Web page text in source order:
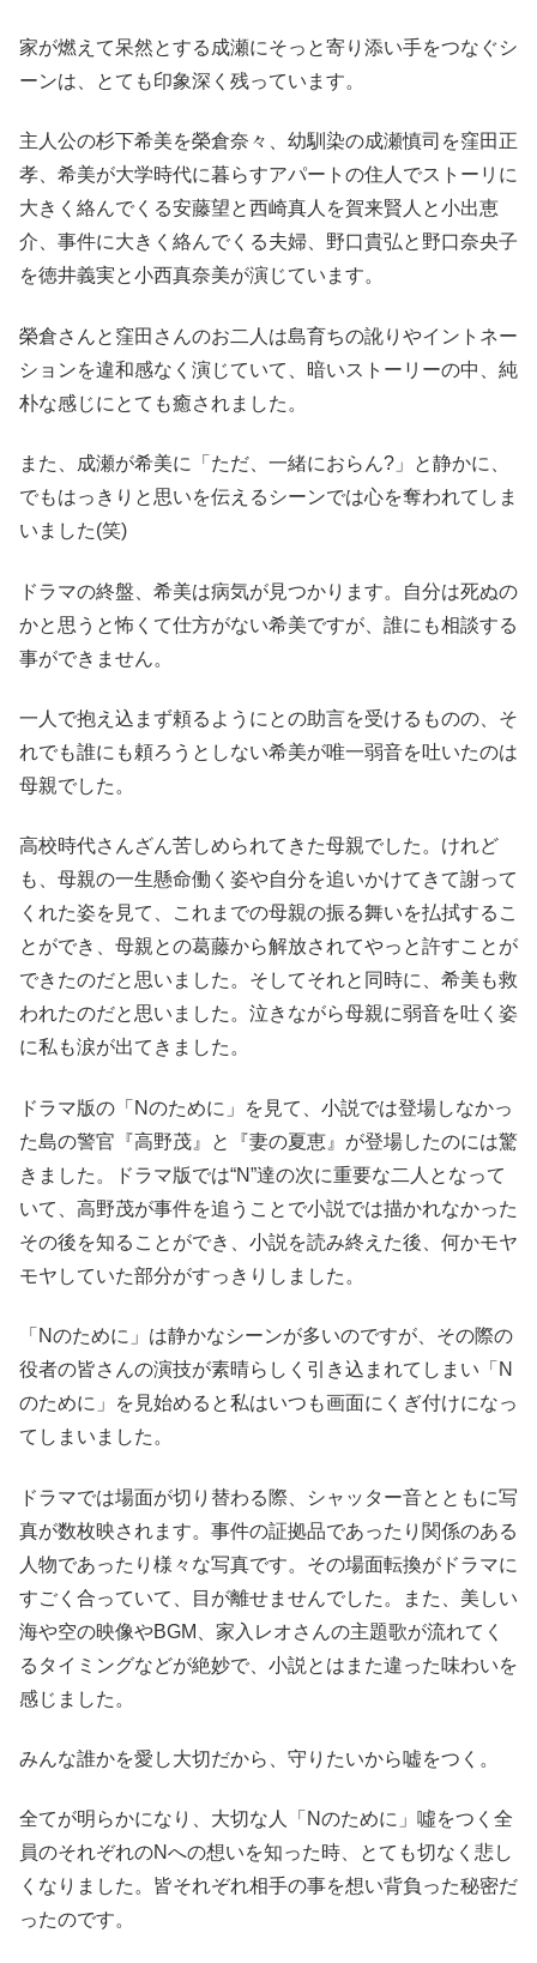
家が燃えて呆然とする成瀬にそっと寄り添い手をつなぐシ
ーンは、とても印象深く残っています。
主人公の杉下希美を榮倉奈々、幼馴染の成瀬慎司を窪田正
孝、希美が大学時代に暮らすアパートの住人でストーリに
大きく絡んでくる安藤望と西崎真人を賀来賢人と小出恵
介、事件に大きく絡んでくる夫婦、野口貴弘と野口奈央子
を徳井義実と小西真奈美が演じています。
榮倉さんと窪田さんのお二人は島育ちの訛りやイントネー
ションを違和感なく演じていて、暗いストーリーの中、純
朴な感じにとても癒されました。
また、成瀬が希美に「ただ、一緒におらん?」と静かに、
でもはっきりと思いを伝えるシーンでは心を奪われてしま
いました(笑)
ドラマの終盤、希美は病気が見つかります。自分は死ぬの
かと思うと怖くて仕方がない希美ですが、誰にも相談する
事ができません。
一人で抱え込まず頼るようにとの助言を受けるものの、そ
れでも誰にも頼ろうとしない希美が唯一弱音を吐いたのは
母親でした。
高校時代さんざん苦しめられてきた母親でした。けれど
も、母親の一生懸命働く姿や自分を追いかけてきて謝って
くれた姿を見て、これまでの母親の振る舞いを払拭するこ
とができ、母親との葛藤から解放されてやっと許すことが
できたのだと思いました。そしてそれと同時に、希美も救
われたのだと思いました。泣きながら母親に弱音を吐く姿
に私も涙が出てきました。
ドラマ版の「Nのために」を見て、小説では登場しなかっ
た島の警官『高野茂』と『妻の夏恵』が登場したのには驚
きました。ドラマ版では“N”達の次に重要な二人となって
いて、高野茂が事件を追うことで小説では描かれなかった
その後を知ることができ、小説を読み終えた後、何かモヤ
モヤしていた部分がすっきりしました。
「Nのために」は静かなシーンが多いのですが、その際の
役者の皆さんの演技が素晴らしく引き込まれてしまい「N
のために」を見始めると私はいつも画面にくぎ付けになっ
てしまいました。
ドラマでは場面が切り替わる際、シャッター音とともに写
真が数枚映されます。事件の証拠品であったり関係のある
人物であったり様々な写真です。その場面転換がドラマに
すごく合っていて、目が離せませんでした。また、美しい
海や空の映像やBGM、家入レオさんの主題歌が流れてく
るタイミングなどが絶妙で、小説とはまた違った味わいを
感じました。
みんな誰かを愛し大切だから、守りたいから嘘をつく。
全てが明らかになり、大切な人「Nのために」噓をつく全
員のそれぞれのNへの想いを知った時、とても切なく悲し
くなりました。皆それぞれ相手の事を想い背負った秘密だ
ったのです。